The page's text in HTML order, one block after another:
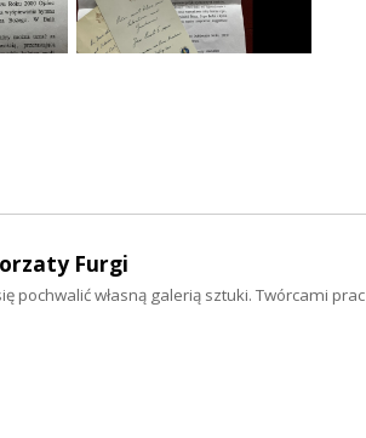
Furgi
pochwalić własną galerią sztuki. Twórcami prac